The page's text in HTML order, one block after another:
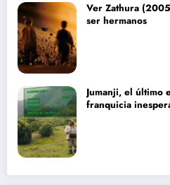
Ver Zathura
ser hermanos
Jumanji, el último
franquicia